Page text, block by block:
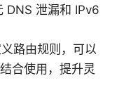
DNS 泄漏和 IPv6
路由规则，可以
合使用，提升灵